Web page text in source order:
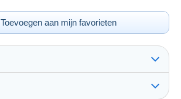
Toevoegen aan mijn favorieten